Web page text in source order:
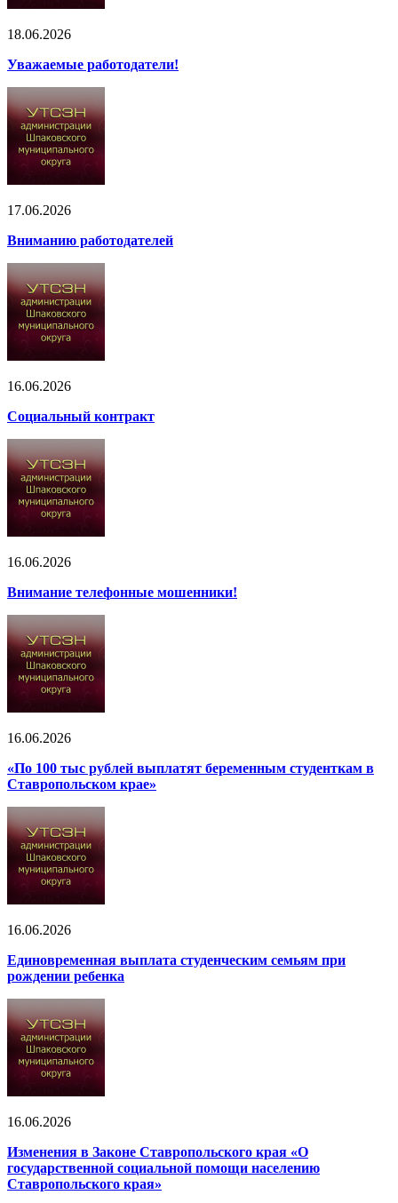
18.06.2026
Уважаемые работодатели!
17.06.2026
Вниманию работодателей
16.06.2026
Социальный контракт
16.06.2026
Внимание телефонные мошенники!
16.06.2026
«По 100 тыс рублей выплатят беременным студенткам в
Ставропольском крае»
16.06.2026
Единовременная выплата студенческим семьям при
рождении ребенка
16.06.2026
Изменения в Законе Ставропольского края «О
государственной социальной помощи населению
Ставропольского края»